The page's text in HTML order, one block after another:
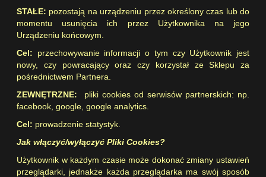
STAŁE: pozostają na urządzeniu przez określony czas lub do
momentu usunięcia ich przez Użytkownika na jego
Urządzeniu końcowym.
Cel: przechowywanie informacji o tym czy Użytkownik jest
nowy, czy powracający oraz czy korzystał ze Sklepu za
pośrednictwem Partnera.
ZEWNĘTRZNE: pliki cookies od serwisów partnerskich: np.
facebook, google, google analytics.
Cel: prowadzenie statystyk.
Jak włączyć/wyłączyć Pliki Cookies?
Użytkownik w każdym czasie może dokonać zmiany ustawień
przeglądarki, jednakże każda przeglądarka ma swój sposób